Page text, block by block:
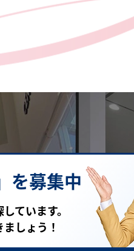
を募集中
ています。
しょう！